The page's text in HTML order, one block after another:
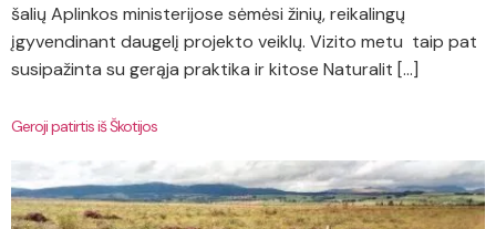
šalių Aplinkos ministerijose sėmėsi žinių, reikalingų
įgyvendinant daugelį projekto veiklų. Vizito metu taip pat
susipažinta su gerąja praktika ir kitose Naturalit […]
Geroji patirtis iš Škotijos